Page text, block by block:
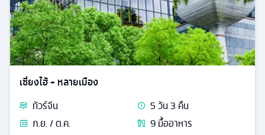
เซี่ยงไฮ้ + หลายเมือง
ทัวร์จีน 5วัน3 คืน
ก.ย. / ต.ค.
9มื้ออาหาร